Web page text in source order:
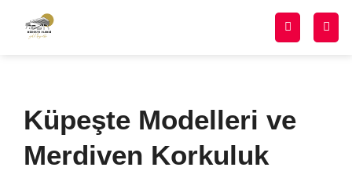
Küpeşte Modelleri ve
Merdiven Korkuluk